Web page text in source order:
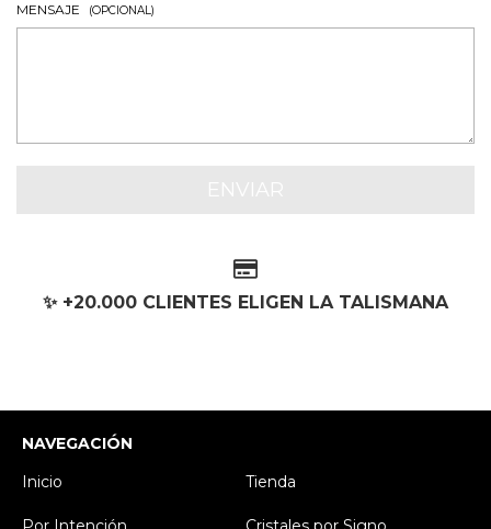
MENSAJE (OPCIONAL)
✨ +20.000 CLIENTES ELIGEN LA TALISMANA
NAVEGACIÓN
Inicio
Tienda